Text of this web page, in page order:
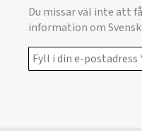
Du missar väl inte att
information om